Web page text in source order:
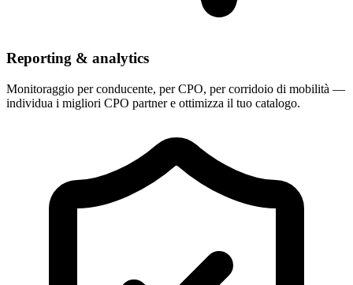
Reporting & analytics
Monitoraggio per conducente, per CPO, per corridoio di mobilità —
individua i migliori CPO partner e ottimizza il tuo catalogo.